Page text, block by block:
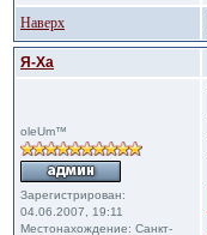
Наверх
Я-Ха
oleUm™
Зарегистрирован:
04.06.2007, 19:11
Местонахождение: Санкт-